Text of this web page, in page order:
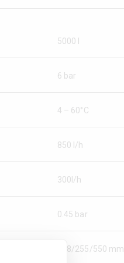
5000 l
6 bar
4 – 60°C
850 l/h
300l/h
0.45 bar
288/255/550 mm